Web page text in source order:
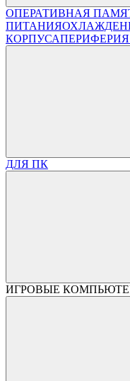
ОПЕРАТИВНАЯ
ПИТАНИЯ
КОРПУСА
ДЛЯ ПК
ИГРОВЫЕ